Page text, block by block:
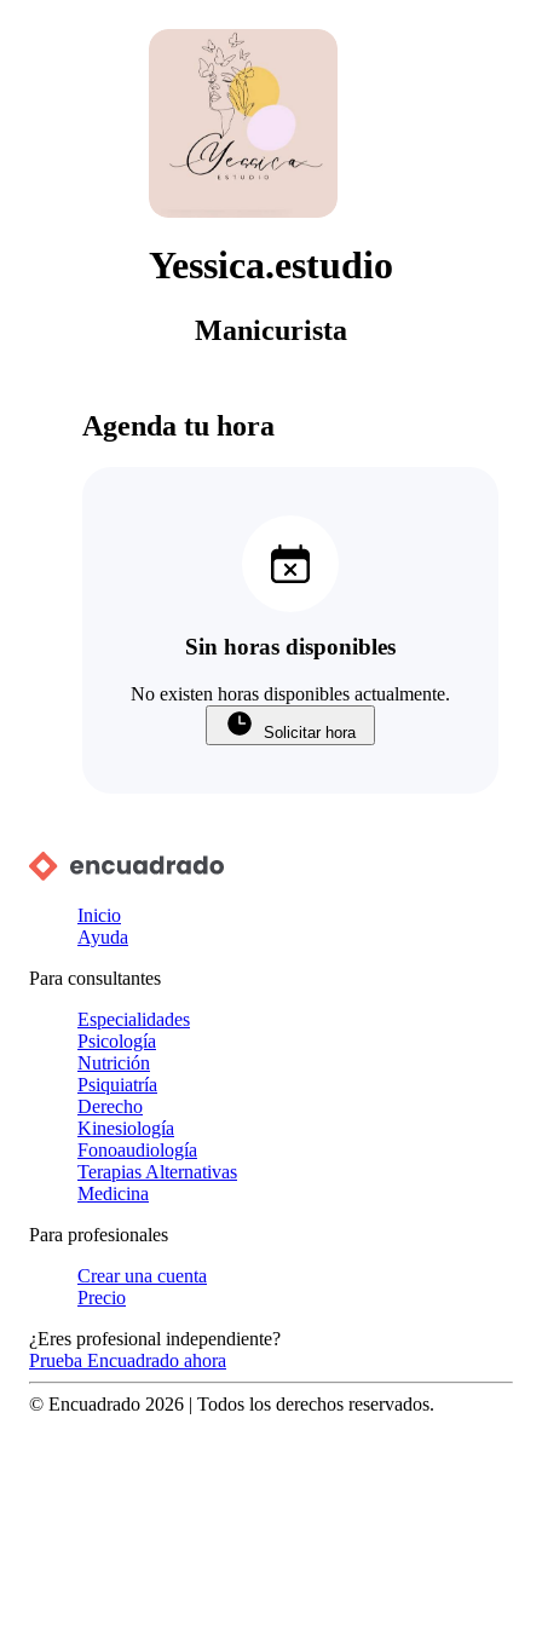
Yessica.estudio
Manicurista
Agenda tu hora
Sin horas disponibles
No existen horas disponibles actualmente.
Solicitar hora
Inicio
Ayuda
Para consultantes
Especialidades
Psicología
Nutrición
Psiquiatría
Derecho
Kinesiología
Fonoaudiología
Terapias Alternativas
Medicina
Para profesionales
Crear una cuenta
Precio
¿Eres profesional independiente?
Prueba Encuadrado ahora
© Encuadrado 2026 | Todos los derechos reservados.